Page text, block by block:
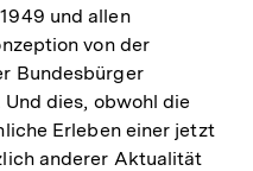
und allen
von der
Bundesbürger
dies, obwohl die
Erleben einer jetzt
anderer Aktualität